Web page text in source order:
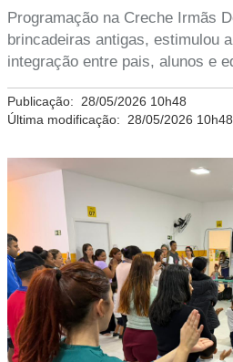
Programação na Creche Irmãs
brincadeiras antigas, estimulou
integração entre pais, alunos e
Publicação: 28/05/2026 10h48
Última modificação: 28/05/2026 10h48